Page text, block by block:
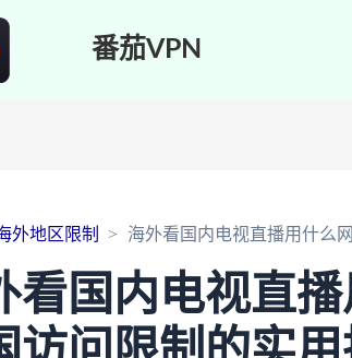
番茄VPN
外地区限制 海外看国内电视直播用什么
看国内电视直